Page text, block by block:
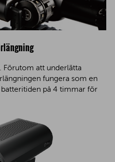
Förutom att underlätta
fungera som en
på 4 timmar för